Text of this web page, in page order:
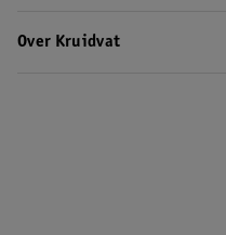
Over Kruidvat